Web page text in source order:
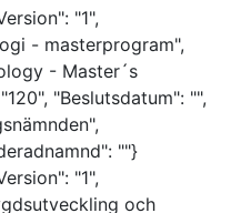
"1",
- masterprogram",
- Master´s
"Beslutsdatum": "",
""}
"1",
och